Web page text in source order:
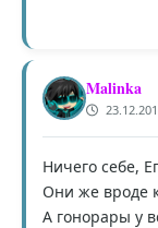
Malinka
Ничего себе,
Они же вроде
А гонорары у